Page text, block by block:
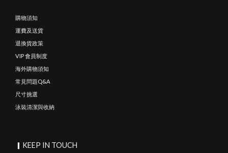
購物須知
運費及送貨
退換貨政策
VIP 會員制度
海外購物須知
常見問題Q&A
尺寸挑選
泳裝清潔與收納
▎KEEP IN TOUCH